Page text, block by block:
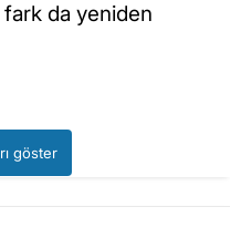
fark da yeniden
göster